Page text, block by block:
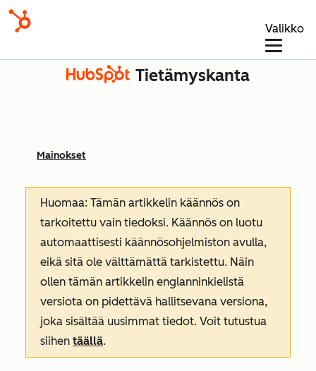
Valikko
Tietämyskanta
Mainokset
Huomaa: Tämän artikkelin käännös on
tarkoitettu vain tiedoksi. Käännös on luotu
automaattisesti käännösohjelmiston avulla,
eikä sitä ole välttämättä tarkistettu. Näin
ollen tämän artikkelin englanninkielistä
versiota on pidettävä hallitsevana versiona,
joka sisältää uusimmat tiedot. Voit tutustua
siihen täällä.